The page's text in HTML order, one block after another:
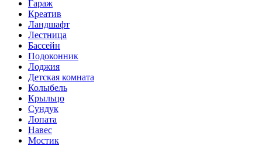
Гараж
Креатив
Ландшафт
Лестница
Бассейн
Подоконник
Лоджия
Детская комната
Колыбель
Крыльцо
Сундук
Лопата
Навес
Мостик